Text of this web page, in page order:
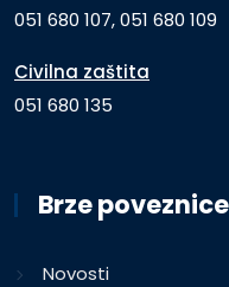
051 680 107, 051 680 109
Civilna zaštita
051 680 135
Brze poveznice
Novosti